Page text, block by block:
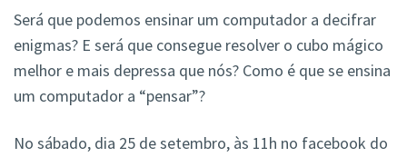
Será que podemos ensinar um computador a decifrar
enigmas? E será que consegue resolver o cubo mágico
melhor e mais depressa que nós? Como é que se ensina
um computador a “pensar”?
No sábado, dia 25 de setembro, às 11h no facebook do